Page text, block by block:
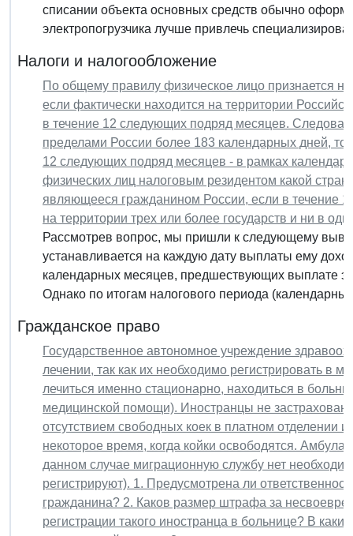
списании объекта основных средств обычно
электропогрузчика лучше привлечь
Налоги и налогообложение
По общему правилу физическое лицо признается
если фактически находится на территории
в течение 12 следующих подряд месяцев.
пределами России более 183 календарных дней, то
12 следующих подряд месяцев - в рамках
физических лиц налоговым резидентом какой
являющееся гражданином России, если в течение
на территории трех или более государств и ни в
Рассмотрев вопрос, мы пришли к следующему
устанавливается на каждую дату выплаты ему
календарных месяцев, предшествующих выплате
Однако по итогам налогового периода
Гражданское право
Государственное автономное учреждение
лечении, так как их необходимо регистрировать в
лечиться именно стационарно, находиться в
медицинской помощи). Иностранцы не
отсутствием свободных коек в платном отделении
некоторое время, когда койки освободятся.
данном случае миграционную службу нет
регистрируют). 1. Предусмотрена ли
гражданина? 2. Каков размер штрафа за
регистрации такого иностранца в больнице? В